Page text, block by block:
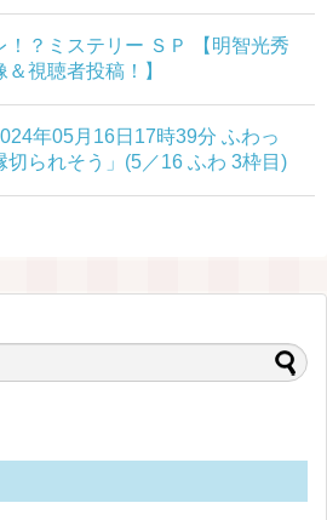
！？ミステリー ＳＰ 【明智光秀
視聴者投稿！】
年05月16日17時39分 ふわっ
切られそう」(5／16 ふわ 3枠目)